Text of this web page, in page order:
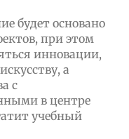
будет основано
при этом
инновации,
а
с
в центре
учебный